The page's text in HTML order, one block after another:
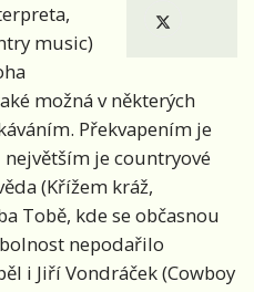
music)
možná v některých
Překvapením je
je countryové
(Křížem kráž,
Tobě, kde se občasnou
nepodařilo
i Jiří Vondráček (Cowboy